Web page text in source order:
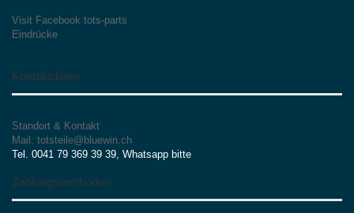
Visit Facebook tots-parts
Eindrücke
Kontaktdaten
Standort & Kontakt
Mail: totsteile@bluewin.ch
Tel. 0041 79 369 39 39, Whatsapp bitte
Zahlungsmethoden